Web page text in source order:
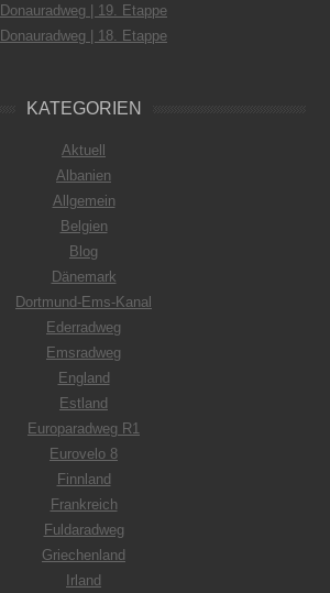
Donauradweg | 19. Etappe
Donauradweg | 18. Etappe
KATEGORIEN
Aktuell
Albanien
Allgemein
Belgien
Blog
Dänemark
Dortmund-Ems-Kanal
Ederradweg
Emsradweg
England
Estland
Europaradweg R1
Eurovelo 8
Finnland
Frankreich
Fuldaradweg
Griechenland
Irland